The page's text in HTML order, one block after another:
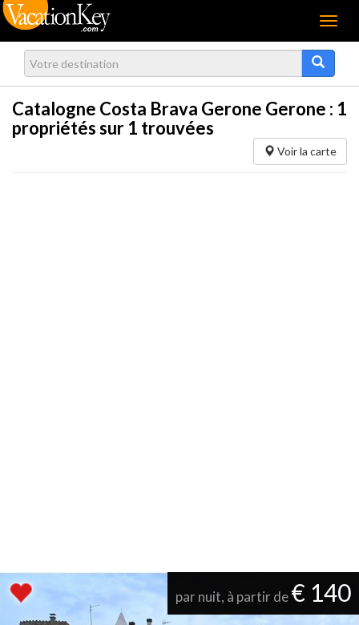
Menu
Catalogne Costa Brava Gerone Gerone : 1
propriétés sur 1 trouvées
Voir la carte
par nuit, à partir de€ 140